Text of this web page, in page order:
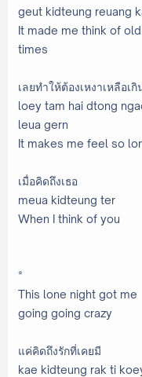
geut kidteung reuang
It made me think of old
times
เลยทำให้ต้องเหงาเหลือเกิ
loey tam hai dtong
leua gern
It makes me feel so
เมื่อคิดถึงเธอ
meua kidteung ter
When I think of you
*
This lone night got me
going going crazy
แค่คิดถึงรักที่เคยมี
kae kidteung rak ti